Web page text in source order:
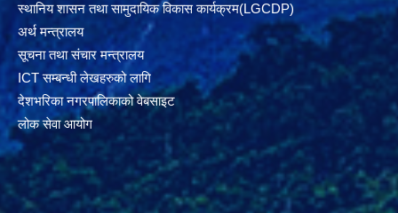
स्थानिय शासन तथा सामुदायिक विकास कार्यक्रम(LGCDP)
अर्थ मन्त्रालय
सूचना तथा संचार मन्त्रालय
ICT सम्बन्धी लेखहरुको लागि
देशभरिका नगरपालिकाको वेबसाइट
लोक सेवा आयोग